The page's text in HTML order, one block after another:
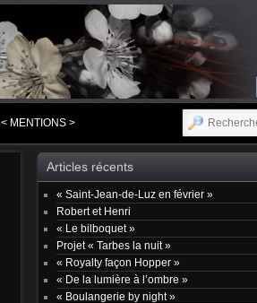
< MENTIONS > RECHERCHER
Articles récents
« Saint-Jean-de-Luz en février »
Robert et Henri
« Le bilboquet »
Projet « Tarbes la nuit »
« Royalty façon Hopper »
« De la lumière à l’ombre »
« Boulangerie by night »